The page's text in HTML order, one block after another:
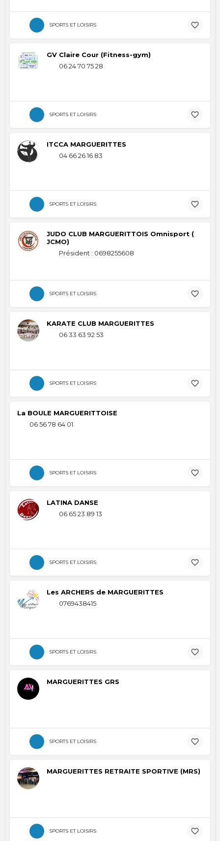
SPORTS ET LOISIRS
GV Claire Cour (Fitness-gym)
06 24 70 75 28
SPORTS ET LOISIRS
ITCCA MARGUERITTES
04 66 26 16 83
SPORTS ET LOISIRS
JUDO CLUB MARGUERITTOIS Omnisport (
JCMO)
Président : 0698255608
SPORTS ET LOISIRS
KARATE CLUB MARGUERITTES
06 33 63 92 53
SPORTS ET LOISIRS
La BOULE MARGUERITTOISE
06 56 78 64 01
SPORTS ET LOISIRS
LATINA DANSE
06 65 23 89 13
SPORTS ET LOISIRS
Les ARCHERS de MARGUERITTES
0769438415
SPORTS ET LOISIRS
MARGUERITTES GRS
SPORTS ET LOISIRS
MARGUERITTES RETRAITE SPORTIVE (MRS)
SPORTS ET LOISIRS